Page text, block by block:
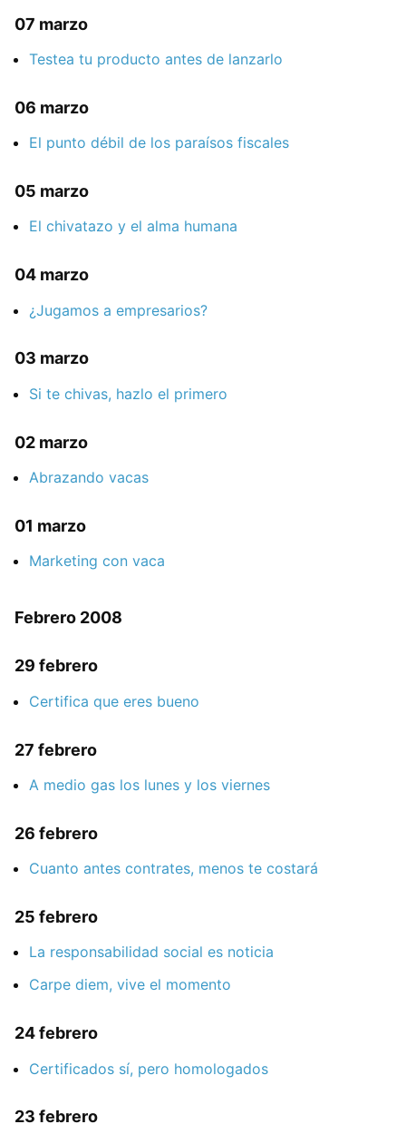
07 marzo
Testea tu producto antes de lanzarlo
06 marzo
El punto débil de los paraísos fiscales
05 marzo
El chivatazo y el alma humana
04 marzo
¿Jugamos a empresarios?
03 marzo
Si te chivas, hazlo el primero
02 marzo
Abrazando vacas
01 marzo
Marketing con vaca
Febrero 2008
29 febrero
Certifica que eres bueno
27 febrero
A medio gas los lunes y los viernes
26 febrero
Cuanto antes contrates, menos te costará
25 febrero
La responsabilidad social es noticia
Carpe diem, vive el momento
24 febrero
Certificados sí, pero homologados
23 febrero